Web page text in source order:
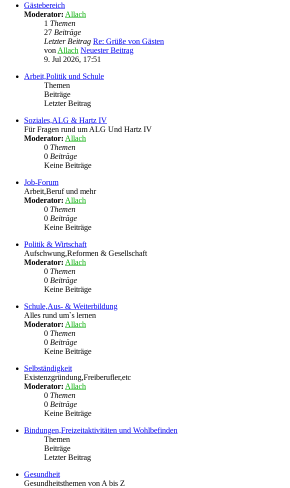
Gästebereich
Moderator: Allach
1 Themen
27 Beiträge
Letzter Beitrag Re: Grüße von Gästen
von Allach Neuester Beitrag
9. Jul 2026, 17:51
Arbeit,Politik und Schule
Themen
Beiträge
Letzter Beitrag
Soziales,ALG & Hartz IV
Für Fragen rund um ALG Und Hartz IV
Moderator: Allach
0 Themen
0 Beiträge
Keine Beiträge
Job-Forum
Arbeit,Beruf und mehr
Moderator: Allach
0 Themen
0 Beiträge
Keine Beiträge
Politik & Wirtschaft
Aufschwung,Reformen & Gesellschaft
Moderator: Allach
0 Themen
0 Beiträge
Keine Beiträge
Schule,Aus- & Weiterbildung
Alles rund um`s lernen
Moderator: Allach
0 Themen
0 Beiträge
Keine Beiträge
Selbständigkeit
Existenzgründung,Freiberufler,etc
Moderator: Allach
0 Themen
0 Beiträge
Keine Beiträge
Bindungen,Freizeitaktivitäten und Wohlbefinden
Themen
Beiträge
Letzter Beitrag
Gesundheit
Gesundheitsthemen von A bis Z